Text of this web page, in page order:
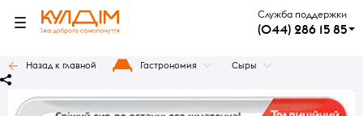
Служба поддержки
(044) 286 15 85
Назад к главной Гастрономия Сыры